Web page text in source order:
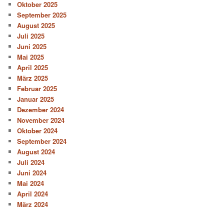
Oktober 2025
September 2025
August 2025
Juli 2025
Juni 2025
Mai 2025
April 2025
März 2025
Februar 2025
Januar 2025
Dezember 2024
November 2024
Oktober 2024
September 2024
August 2024
Juli 2024
Juni 2024
Mai 2024
April 2024
März 2024